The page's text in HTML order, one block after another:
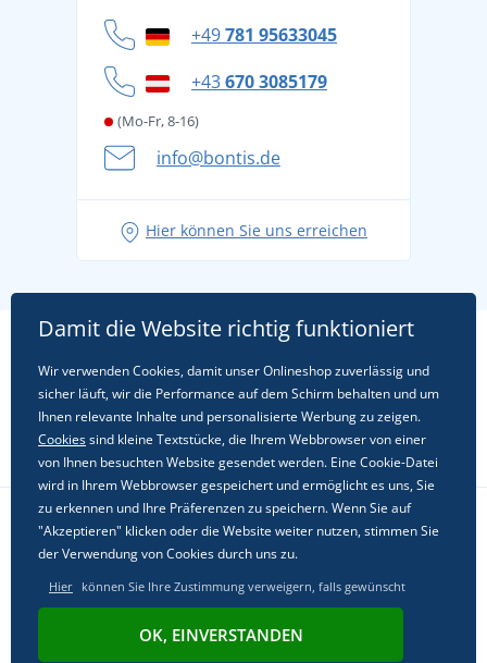
Datenschutz
Cookie-Richtlinie
+49781 95633045
+43670 3085179
(Mo-Fr, 8-16)
info@bontis.de
Hier können Sie uns erreichen
Folgen Sie uns in sozialen Netzwerken
Damit die Website richtig funktioniert
Wir verwenden Cookies, damit unser Onlineshop zuverlässig und
sicher läuft, wir die Performance auf dem Schirm behalten und um
Ihnen relevante Inhalte und personalisierte Werbung zu zeigen.
Cookiessind kleine Textstücke, die Ihrem Webbrowser von einer
von Ihnen besuchten Website gesendet werden. Eine Cookie-Datei
wird in Ihrem Webbrowser gespeichert und ermöglicht es uns, Sie
zu erkennen und Ihre Präferenzen zu speichern. Wenn Sie auf
"Akzeptieren" klicken oder die Website weiter nutzen, stimmen Sie
der Verwendung von Cookies durch uns zu.
Hier können Sie Ihre Zustimmung verweigern, falls gewünscht
OK, EINVERSTANDEN